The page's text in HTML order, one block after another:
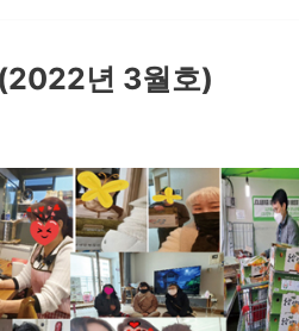
년 3월호)